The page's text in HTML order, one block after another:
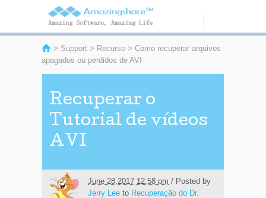
> Support > Recurso > Como recuperar arquivos
apagados ou perdidos de AVI
Recuperar o
Tutorial de vídeos
AVI
June 28,2017 12:58 pm / Posted by
Jerry Lee to Recuperação do Dr.